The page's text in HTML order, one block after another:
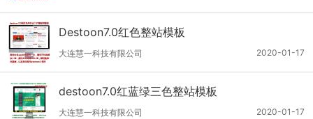
Destoon7.0红色整站模板
2020-01-17
大连慧一科技有限公司
destoon7.0红蓝绿三色整站模板
2020-01-17
大连慧一科技有限公司